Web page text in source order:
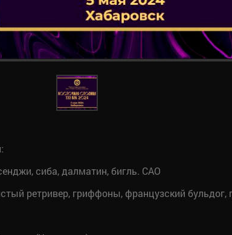
сиба, далматин, бигль. CАО
ретривер, гриффоны, французский бульдог,